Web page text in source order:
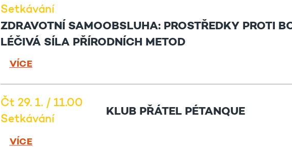
Setkávání
ZDRAVOTNÍ SAMOOBSLUHA: PROSTŘEDKY PROTI
LÉČIVÁ SÍLA PŘÍRODNÍCH METOD
VÍCE
Čt 29. 1. / 11.00
Setkávání
KLUB PŘÁTEL PÉTANQUE
VÍCE